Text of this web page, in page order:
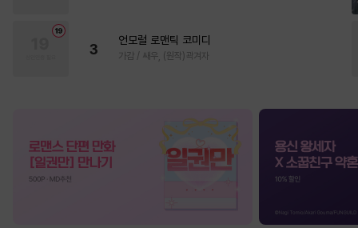
3
언모럴 로맨틱 코미디
가감 / 쌔우, (원작)곽겨자